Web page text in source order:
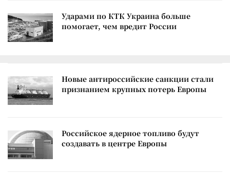
Ударами по КТК Украина больше
помогает, чем вредит России
Новые антироссийские санкции стали
признанием крупных потерь Европы
Российское ядерное топливо будут
создавать в центре Европы